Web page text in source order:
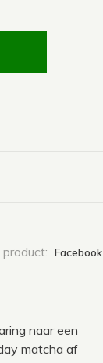
Facebook
naar een
matcha af